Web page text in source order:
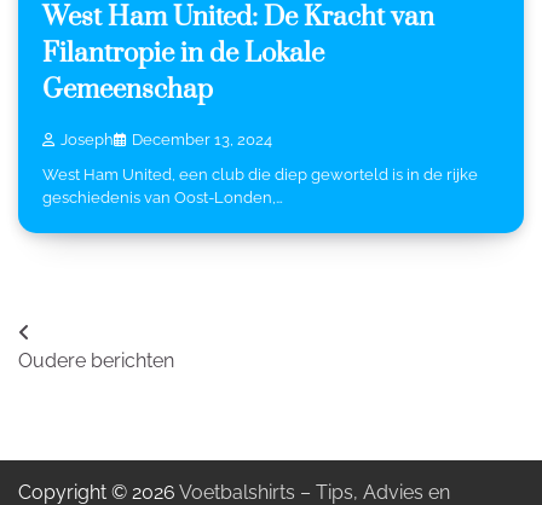
West Ham United: De Kracht van
Filantropie in de Lokale
Gemeenschap
Joseph
December 13, 2024
West Ham United, een club die diep geworteld is in de rijke
geschiedenis van Oost-Londen,…
Berichtennavigatie
Oudere berichten
Copyright © 2026 Voetbalshirts – Tips, Advies en